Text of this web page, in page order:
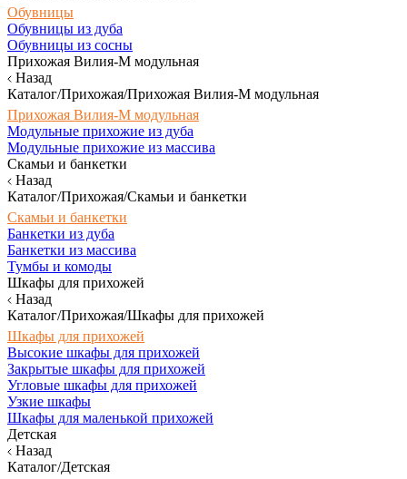
Обувницы
Обувницы из дуба
Обувницы из сосны
Прихожая Вилия-М модульная
Назад
Каталог/Прихожая/Прихожая Вилия-М модульная
Прихожая Вилия-М модульная
Модульные прихожие из дуба
Модульные прихожие из массива
Скамьи и банкетки
Назад
Каталог/Прихожая/Скамьи и банкетки
Скамьи и банкетки
Банкетки из дуба
Банкетки из массива
Тумбы и комоды
Шкафы для прихожей
Назад
Каталог/Прихожая/Шкафы для прихожей
Шкафы для прихожей
Высокие шкафы для прихожей
Закрытые шкафы для прихожей
Угловые шкафы для прихожей
Узкие шкафы
Шкафы для маленькой прихожей
Детская
Назад
Каталог/Детская